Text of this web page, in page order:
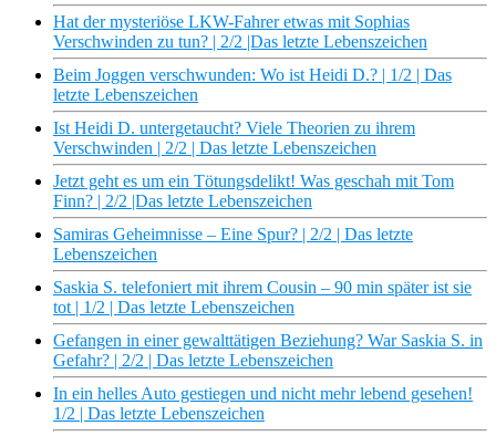
Hat der mysteriöse LKW-Fahrer etwas mit Sophias
Verschwinden zu tun? | 2/2 |Das letzte Lebenszeichen
Beim Joggen verschwunden: Wo ist Heidi D.? | 1/2 | Das
letzte Lebenszeichen
Ist Heidi D. untergetaucht? Viele Theorien zu ihrem
Verschwinden | 2/2 | Das letzte Lebenszeichen
Jetzt geht es um ein Tötungsdelikt! Was geschah mit Tom
Finn? | 2/2 |Das letzte Lebenszeichen
Samiras Geheimnisse – Eine Spur? | 2/2 | Das letzte
Lebenszeichen
Saskia S. telefoniert mit ihrem Cousin – 90 min später ist sie
tot | 1/2 | Das letzte Lebenszeichen
Gefangen in einer gewalttätigen Beziehung? War Saskia S. in
Gefahr? | 2/2 | Das letzte Lebenszeichen
In ein helles Auto gestiegen und nicht mehr lebend gesehen!
1/2 | Das letzte Lebenszeichen